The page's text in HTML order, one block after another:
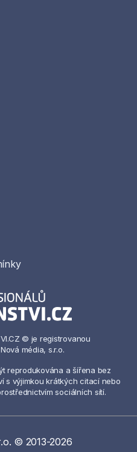
© je registrovanou
média, s.r.o.
reprodukována a šířena bez
s výjimkou krátkých citací nebo
sociálních sítí.
© 2013-2026